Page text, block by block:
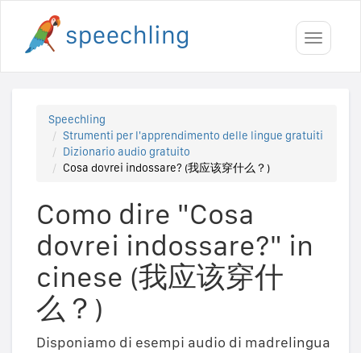
Toggle
Speechling
Strumenti per l'apprendimento delle lingue gratuiti
Dizionario audio gratuito
Cosa dovrei indossare? (我应该穿什么？)
Como dire "Cosa
dovrei indossare?" in
cinese (我应该穿什
么？)
Disponiamo di esempi audio di madrelingua